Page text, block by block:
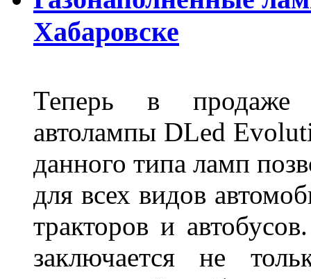
Хабаровске
Теперь в продаже
автолампы DLed
данного типа ламп
для всех видов
тракторов и
заключается не